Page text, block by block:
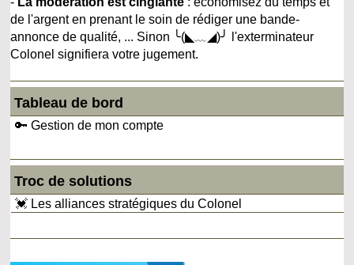
de l'argent en prenant le soin de rédiger une bande-
annonce de qualité, ... Sinon ╰(◣﹏◢)╯ l'exterminateur
Colonel signifiera votre jugement.
Tableau de bord
🔑 Gestion de mon compte
Troc de solutions
💓 Les alliances stratégiques du Colonel